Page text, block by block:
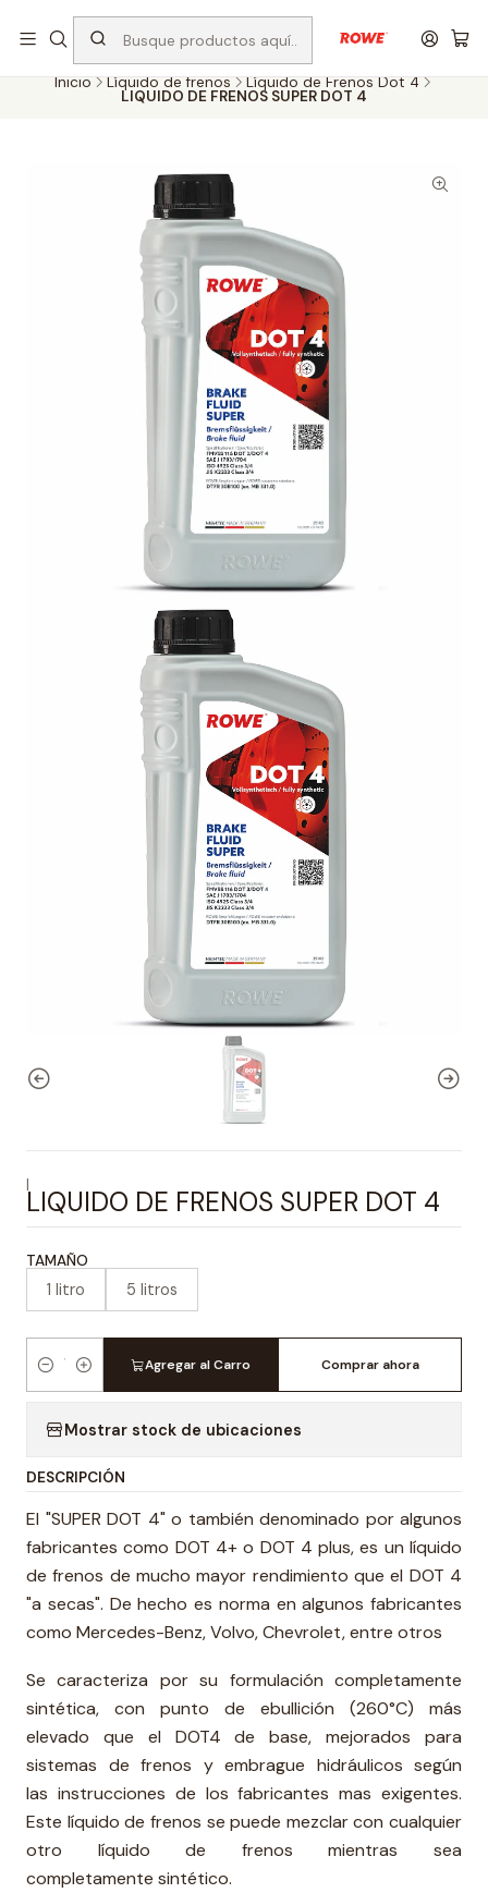
Despacho rápido a todo Chile
Inicio Líquido de frenos Líquido de Frenos Dot 4
LIQUIDO DE FRENOS SUPER DOT 4
|
LIQUIDO DE FRENOS SUPER DOT 4
TAMAÑO
1 litro 5 litros
Cantidad
Agregar al Carro Comprar ahora
Mostrar stock de ubicaciones
DESCRIPCIÓN
El "SUPER DOT 4" o también denominado por algunos
fabricantes como DOT 4+ o DOT 4 plus, es un líquido
de frenos de mucho mayor rendimiento que el DOT 4
"a secas". De hecho es norma en algunos fabricantes
como Mercedes-Benz, Volvo, Chevrolet, entre otros
Se caracteriza por su formulación completamente
sintética, con punto de ebullición (260°C) más
elevado que el DOT4 de base, mejorados para
sistemas de frenos y embrague hidráulicos según
las instrucciones de los fabricantes mas exigentes.
Este líquido de frenos se puede mezclar con cualquier
otro líquido de frenos mientras sea
completamente sintético.